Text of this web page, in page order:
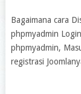
Bagaimana cara
phpmyadmin
phpmyadmin,
registrasi